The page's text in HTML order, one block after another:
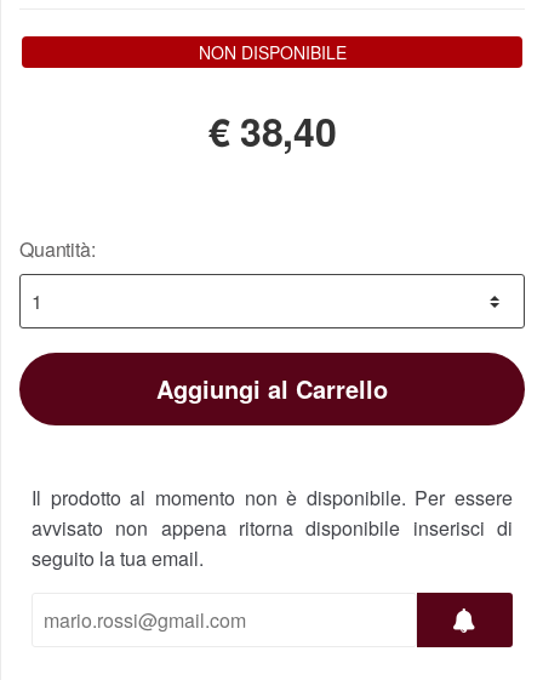
NON DISPONIBILE
€38,40
Quantità:
Aggiungi al Carrello
Il prodotto al momento non è disponibile. Per essere
avvisato non appena ritorna disponibile inserisci di
seguito la tua email.